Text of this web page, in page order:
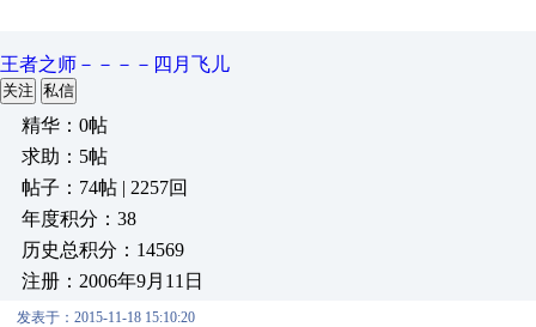
王者之师－－－－四月飞儿
关注 私信
精华：0帖
求助：5帖
帖子：74帖 | 2257回
年度积分：38
历史总积分：14569
注册：2006年9月11日
发表于：2015-11-18 15:10:20